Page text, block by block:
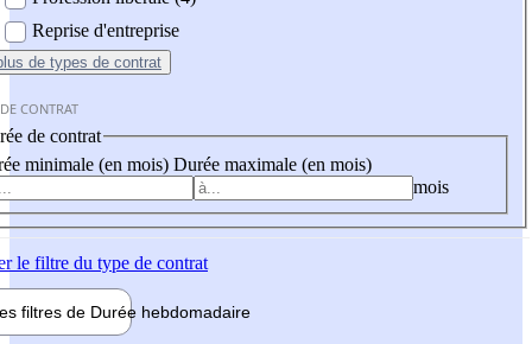
Reprise d'entreprise
de types de contrat
CONTRAT
de contrat
minimale (en mois) Durée maximale (en mois)
mois
le filtre du type de contrat
filtres de Durée hebdomadaire